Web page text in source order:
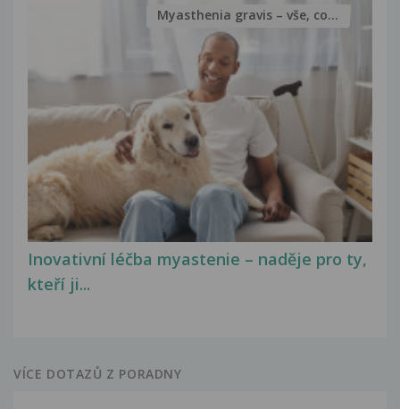
Inovativní léčba myastenie – naděje pro ty,
kteří ji...
Myasthenia gravis – vše, co...
VÍCE DOTAZŮ Z PORADNY